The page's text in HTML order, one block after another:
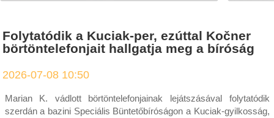
Folytatódik a Kuciak-per, ezúttal Kočner
börtöntelefonjait hallgatja meg a bíróság
2026-07-08 10:50
Marian K. vádlott börtöntelefonjainak lejátszásával folytatódik
szerdán a bazini Speciális Büntetőbíróságon a Kuciak-gyilkosság,